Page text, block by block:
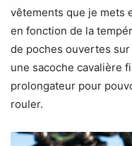
vêtements que je mets
en fonction de la
de poches ouvertes
une sacoche cavalière
prolongateur pour
rouler.